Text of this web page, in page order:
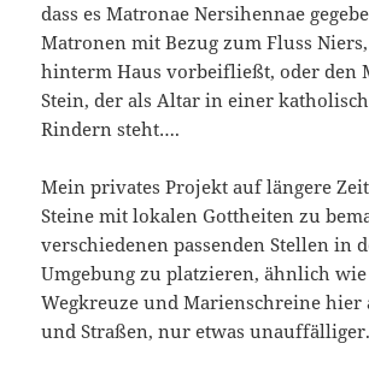
dass es Matronae Nersihennae
Matronen mit Bezug zum Fluss
hinterm Haus vorbeifließt, oder den
Stein, der als Altar in einer
Rindern steht….
Mein privates Projekt auf längere Zeit
Steine mit lokalen Gottheiten zu
verschiedenen passenden Stellen in
Umgebung zu platzieren, ähnlich
Wegkreuze und Marienschreine hier
und Straßen, nur etwas unauffälliger.